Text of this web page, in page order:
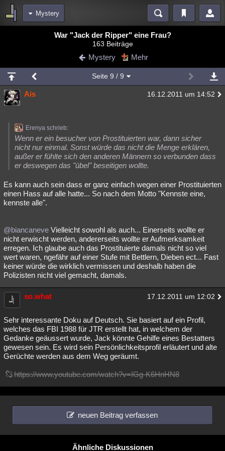
Mystery
Blogs Videos
Chat Wiki Neuigkeiten
meine Rubriken
Menschen Mystery Kriminalfälle
Natur Umfragen Unterhaltung
weitere Rubriken
Philosophie Träume Orte Esoterik
Astronomie Helpdesk Gruppen Gaming Filme
Musik Clash
Besucht Teilgenommen Alle Neue Geschlossen
Lesenswert Schlüsselwörter
War "Jack der Ripper" eine Frau?
163 Beiträge
Mystery Mehr
Seite 9 / 9
Ais 16.12.2011 um 14:52
Erenya schrieb:
Wenn er ein besucher von Prostituierten war, dann sicher
nicht nur einmal. Sonst würde das nicht die Menge erklären,
außer er fühlte sich den anderen Männern so verbunden dass
er deswegen das "übel" beseitigen wollte.
Es kann auch sein dass er ganz einfach wegen einer Prostituierten
einen Hass auf alle hatte... So nach dem Motto "Kennste eine,
kennste alle".
@biancaneve Vielleicht sowohl als auch... Einerseits wollte er
nicht erwischt werden, andererseits wollte er Aufmerksamkeit
erregen. Ich glaube auch das Prostituierte damals nicht so viel
wert waren, ngefähr auf einer Stufe mit Bettlern, Dieben ect... Fast
keiner würde die wirklich vermissen und deshalb haben die
Polizisten nicht viel gemacht, damals.
so.what 17.12.2011 um 12:02
Sehr interessante Doku auf Deutsch. Sie basiert auf ein Profil,
welches das FBI 1988 für JTR erstellt hat, in welchem der
Gedanke geäussert wurde, Jack könnte Gehilfe eines Bestatters
gewesen sein. Es wird sein Persönlichkeitsprofil erläutert und alte
Gerüchte werden aus dem Weg geräumt.
https://www.youtube.com/watch?v=IGg-K6HnHN8
neuen Beitrag verfassen
Ähnliche Diskussionen